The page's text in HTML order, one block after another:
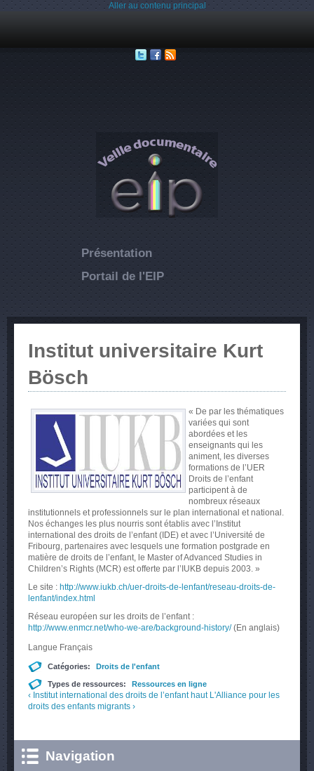
Aller au contenu principal
Présentation
Portail de l'EIP
Institut universitaire Kurt
Bösch
« De par les thématiques
variées qui sont
abordées et les
enseignants qui les
animent, les diverses
formations de l’UER
Droits de l’enfant
participent à de
nombreux réseaux
institutionnels et professionnels sur le plan international et national.
Nos échanges les plus nourris sont établis avec l’Institut
international des droits de l’enfant (IDE) et avec l’Université de
Fribourg, partenaires avec lesquels une formation postgrade en
matière de droits de l’enfant, le Master of Advanced Studies in
Children’s Rights (MCR) est offerte par l’IUKB depuis 2003. »
Le site : http://www.iukb.ch/uer-droits-de-lenfant/reseau-droits-de-
lenfant/index.html
Réseau européen sur les droits de l’enfant :
http://www.enmcr.net/who-we-are/background-history/(En anglais)
Langue Français
Catégories: Droits de l'enfant
Types de ressources: Ressources en ligne
‹ Institut international des droits de l’enfant haut L'Alliance pour les
droits des enfants migrants ›
Navigation